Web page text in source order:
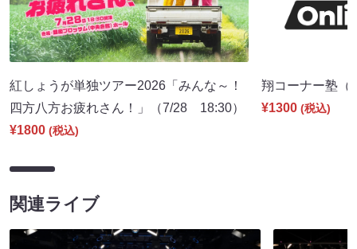
紅しょうが単独ツアー2026「みんな～！
四方八方お疲れさん！」（7/28 18:30）
¥1800 (税込)
翔コーナー塾
¥1300 (税込)
関連ライブ